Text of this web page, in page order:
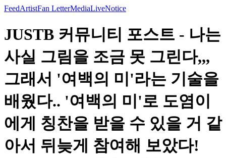
FeedArtistFan LetterMediaLiveNotice
JUSTB 커뮤니티 포스트 - 나는
사실 그림을 조금 못 그린다,,,
그래서 '여백의 미'라는 기술을
배웠다.. '여백의 미'로 도염이
에게 칭찬을 받을 수 있을 거 같
아서 뒤늦게 참여해 보았다!